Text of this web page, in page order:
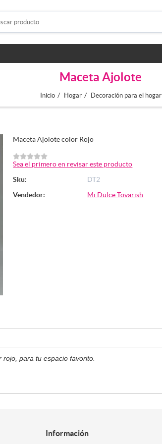
Maceta Ajolote
Inicio / Hogar / Decoración para el hogar
Maceta Ajolote color Rojo
Sea el primero en revisar este producto
Sku:
DT2
Vendedor:
Mi Dulce Tovarish
para tu espacio favorito.
Información